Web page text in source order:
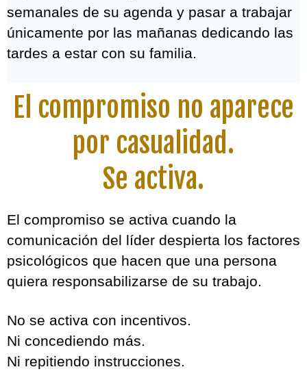
semanales de su agenda y pasar a trabajar
únicamente por las mañanas dedicando las
tardes a estar con su familia.
El compromiso no aparece
por casualidad.
Se activa.
El compromiso se activa cuando la
comunicación del líder despierta los factores
psicológicos que hacen que una persona
quiera responsabilizarse de su trabajo.
No se activa con incentivos.
Ni concediendo más.
Ni repitiendo instrucciones.